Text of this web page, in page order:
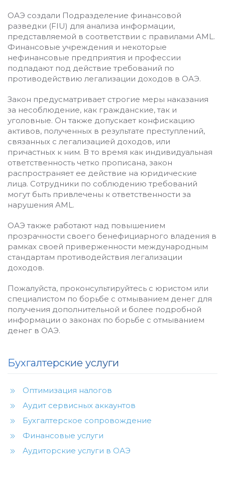
ОАЭ создали Подразделение финансовой
разведки (FIU) для анализа информации,
представляемой в соответствии с правилами AML.
Финансовые учреждения и некоторые
нефинансовые предприятия и профессии
подпадают под действие требований по
противодействию легализации доходов в ОАЭ.
Закон предусматривает строгие меры наказания
за несоблюдение, как гражданские, так и
уголовные. Он также допускает конфискацию
активов, полученных в результате преступлений,
связанных с легализацией доходов, или
причастных к ним. В то время как индивидуальная
ответственность четко прописана, закон
распространяет ее действие на юридические
лица. Сотрудники по соблюдению требований
могут быть привлечены к ответственности за
нарушения AML.
ОАЭ также работают над повышением
прозрачности своего бенефициарного владения в
рамках своей приверженности международным
стандартам противодействия легализации
доходов.
Пожалуйста, проконсультируйтесь с юристом или
специалистом по борьбе с отмыванием денег для
получения дополнительной и более подробной
информации о законах по борьбе с отмыванием
денег в ОАЭ.
Бухгалтерские услуги
Оптимизация налогов
Аудит сервисных аккаунтов
Бухгалтерское сопровождение
Финансовые услуги
Аудиторские услуги в ОАЭ